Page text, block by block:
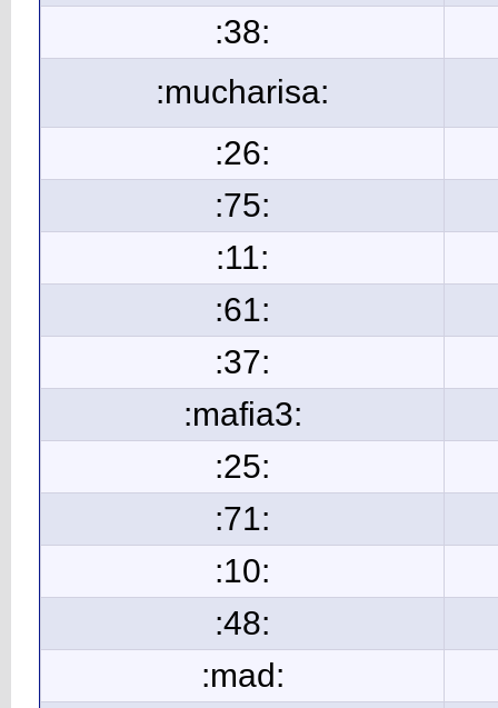
:38:
:mucharisa:
:26:
:75:
:11:
:61:
:37:
:mafia3:
:25:
:71:
:10:
:48:
:mad: